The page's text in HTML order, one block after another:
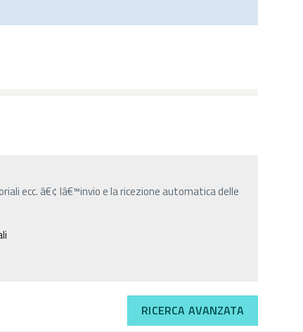
ecc. â€¢ lâ€™invio e la ricezione automatica delle
RICERCA AVANZATA